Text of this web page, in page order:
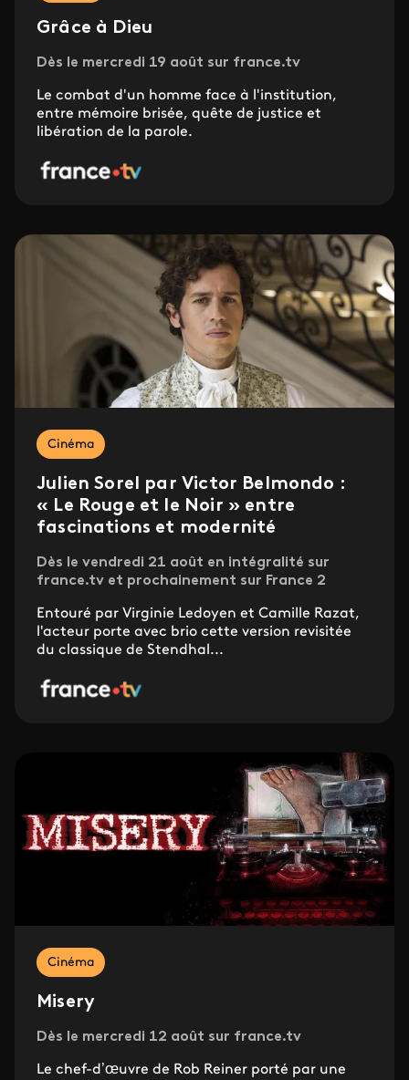
Grâce à Dieu
Dès le mercredi 19 août sur france.tv
Le combat d'un homme face à l'institution,
entre mémoire brisée, quête de justice et
libération de la parole.
Cinéma
Julien Sorel par Victor Belmondo :
« Le Rouge et le Noir » entre
fascinations et modernité
Dès le vendredi 21 août en intégralité sur
france.tv et prochainement sur France 2
Entouré par Virginie Ledoyen et Camille Razat,
l'acteur porte avec brio cette version revisitée
du classique de Stendhal...
Cinéma
Misery
Dès le mercredi 12 août sur france.tv
Le chef-d’œuvre de Rob Reiner porté par une